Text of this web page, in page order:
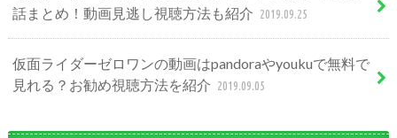
話まとめ！動画見逃し視聴方法も紹介 2019.09.25
仮面ライダーゼロワンの動画はpandoraやyoukuで無料で
見れる？お勧め視聴方法を紹介 2019.09.05